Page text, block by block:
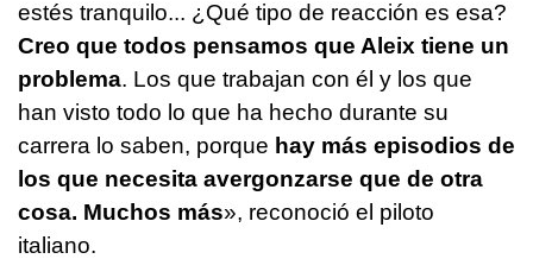
estés tranquilo... ¿Qué tipo de reacción es esa?
Creo que todos pensamos que Aleix tiene un
problema. Los que trabajan con él y los que
han visto todo lo que ha hecho durante su
carrera lo saben, porque hay más episodios de
los que necesita avergonzarse que de otra
cosa. Muchos más», reconoció el piloto
italiano.